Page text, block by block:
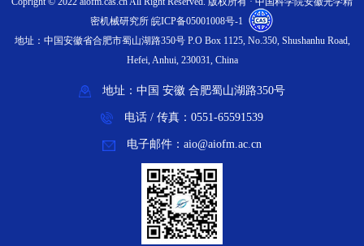
密机械研究所 皖ICP备05001008号-1
地址：中国安徽省合肥市蜀山湖路350号 P.O Box 1125, No.350, Shushanhu Road,
Hefei, Anhui, 230031, China
地址：中国 安徽 合肥蜀山湖路350号
电话 / 传真：0551-65591539
电子邮件：aio@aiofm.ac.cn